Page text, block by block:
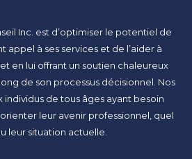
Inc. est d’optimiser le potentiel de
appel à ses services et de l’aider à
et en lui offrant un soutien chaleureux
de son processus décisionnel. Nos
individus de tous âges ayant besoin
leur avenir professionnel, quel
leur situation actuelle.